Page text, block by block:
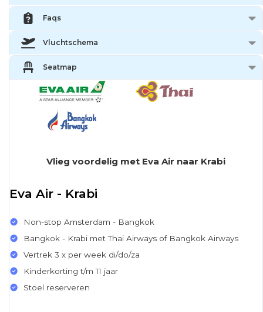
Faqs
Vluchtschema
Seatmap
Vlieg voordelig met Eva Air naar Krabi
Eva Air - Krabi
Non-stop Amsterdam - Bangkok
Bangkok - Krabi met Thai Airways of Bangkok Airways
Vertrek 3 x per week di/do/za
Kinderkorting t/m 11 jaar
Stoel reserveren